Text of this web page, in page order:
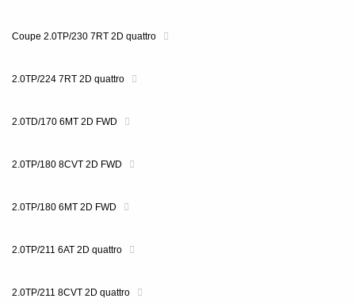
Coupe 2.0TP/230 7RT 2D quattro
2.0TP/224 7RT 2D quattro
2.0TD/170 6MT 2D FWD
2.0TP/180 8CVT 2D FWD
2.0TP/180 6MT 2D FWD
2.0TP/211 6AT 2D quattro
2.0TP/211 8CVT 2D quattro